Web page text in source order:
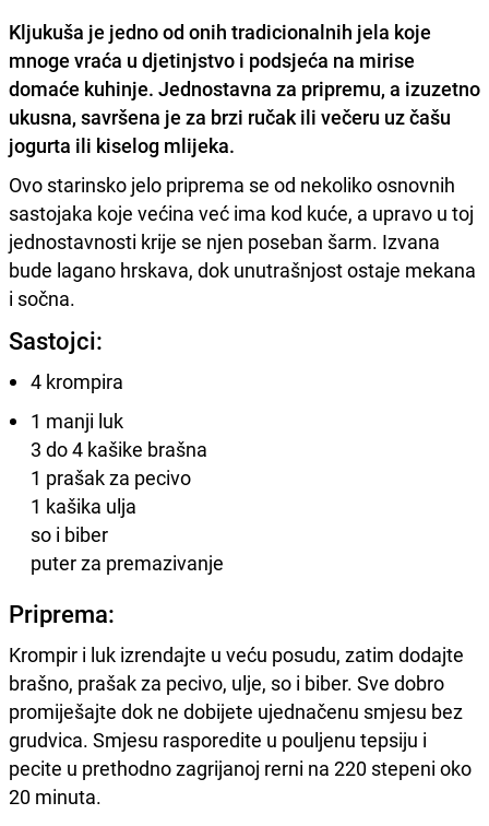
Kljukuša je jedno od onih tradicionalnih jela koje
mnoge vraća u djetinjstvo i podsjeća na mirise
domaće kuhinje. Jednostavna za pripremu, a izuzetno
ukusna, savršena je za brzi ručak ili večeru uz čašu
jogurta ili kiselog mlijeka.
Ovo starinsko jelo priprema se od nekoliko osnovnih
sastojaka koje većina već ima kod kuće, a upravo u toj
jednostavnosti krije se njen poseban šarm. Izvana
bude lagano hrskava, dok unutrašnjost ostaje mekana
i sočna.
Sastojci:
4 krompira
1 manji luk
3 do 4 kašike brašna
1 prašak za pecivo
1 kašika ulja
so i biber
puter za premazivanje
Priprema:
Krompir i luk izrendajte u veću posudu, zatim dodajte
brašno, prašak za pecivo, ulje, so i biber. Sve dobro
promiješajte dok ne dobijete ujednačenu smjesu bez
grudvica. Smjesu rasporedite u pouljenu tepsiju i
pecite u prethodno zagrijanoj rerni na 220 stepeni oko
20 minuta.